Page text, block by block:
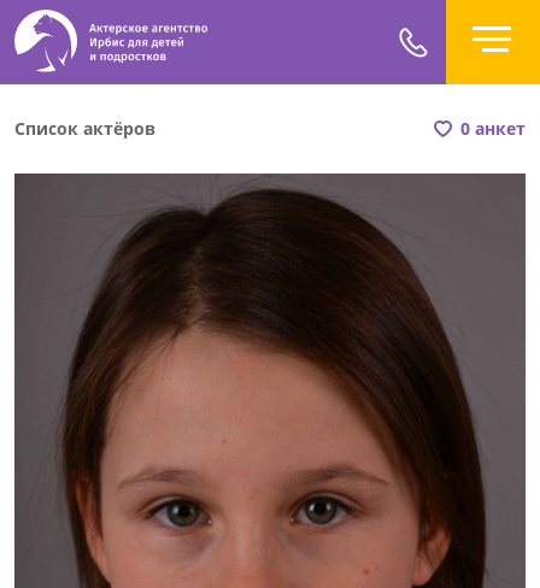
Список актёров 0 анкет